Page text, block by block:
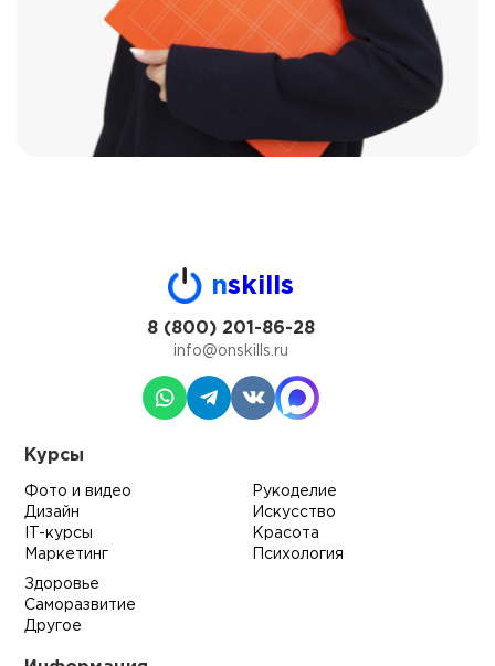
nskills
8 (800) 201-86-28
info@onskills.ru
Курсы
Фото и видео
Дизайн
IT-курсы
Маркетинг
Рукоделие
Искусство
Красота
Психология
Здоровье
Саморазвитие
Другое